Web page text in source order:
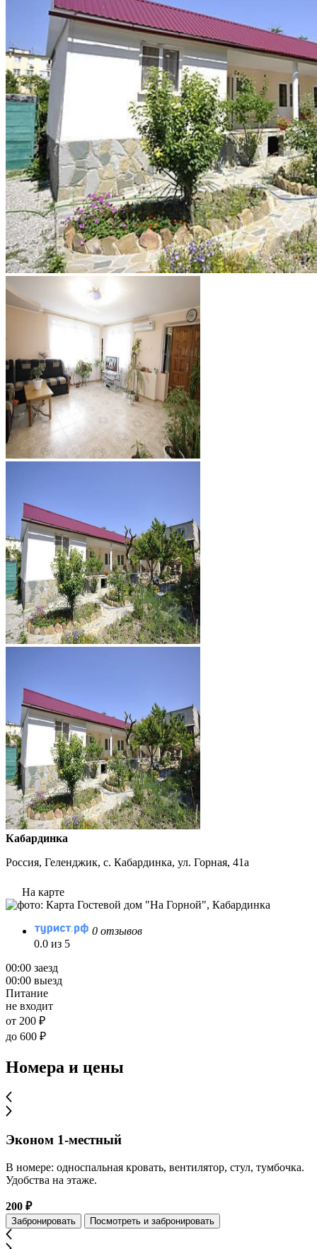
Кабардинка
Россия, Геленджик, с. Кабардинка, ул. Горная, 41а
На карте
0 отзывов
0.0 из 5
00:00 заезд
00:00 выезд
Питание
не входит
от 200 ₽
до 600 ₽
Номера и цены
Эконом 1-местный
В номере: односпальная кровать, вентилятор, стул, тумбочка.
Удобства на этаже.
200 ₽
Забронировать Посмотреть и забронировать